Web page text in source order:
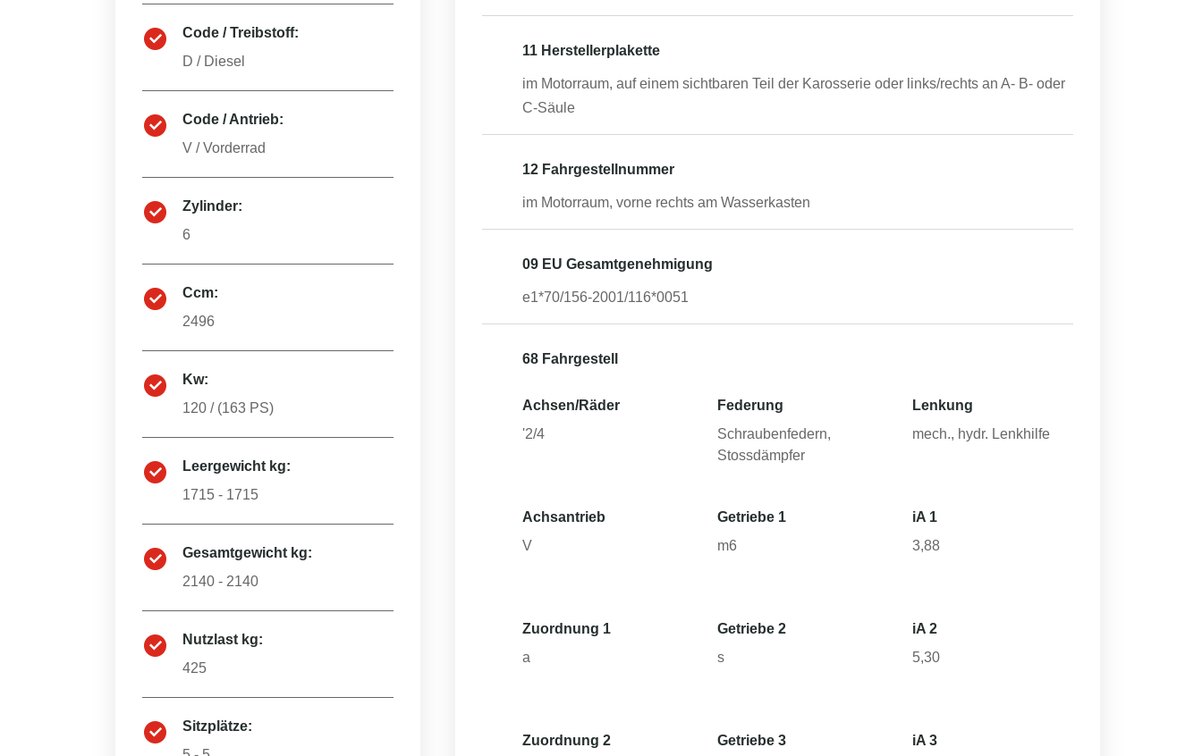
Code / Treibstoff:
D / Diesel
Code / Antrieb:
V /Vorderrad
Zylinder:
6
Ccm:
2496
Kw:
120 / (163 PS)
Leergewicht kg:
1715 - 1715
Gesamtgewicht kg:
2140 - 2140
Nutzlast kg:
425
Sitzplätze:
11 Herstellerplakette
im Motorraum, auf einem sichtbaren Teil der Karosserie oder links/rechts an A- B- oder
C-Säule
12 Fahrgestellnummer
im Motorraum, vorne rechts am Wasserkasten
09 EU Gesamtgenehmigung
e1*70/156-2001/116*0051
68 Fahrgestell
Achsen/Räder
'2/4
Federung
Schraubenfedern,
Stossdämpfer
Lenkung
mech., hydr. Lenkhilfe
Achsantrieb
V
Getriebe 1
m6
iA 1
3,88
Zuordnung 1
a
Getriebe 2
s
iA 2
5,30
Zuordnung 2
Getriebe 3
iA 3